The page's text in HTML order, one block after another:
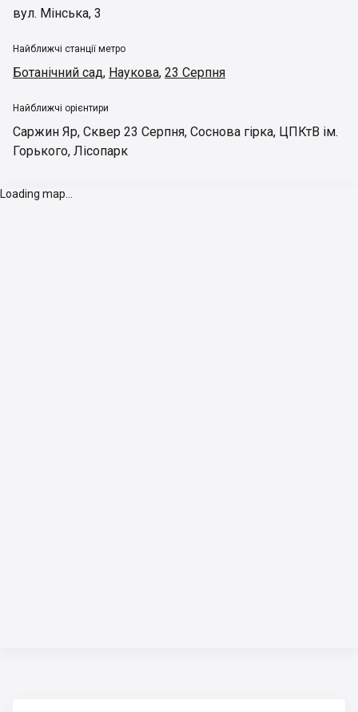
вул. Мінська, 3
Найближчі станції метро
Ботанічний сад, Наукова, 23 Серпня
Найближчі орієнтири
Саржин Яр, Сквер 23 Серпня, Соснова гірка, ЦПКтВ ім.
Горького, Лісопарк
Loading map...